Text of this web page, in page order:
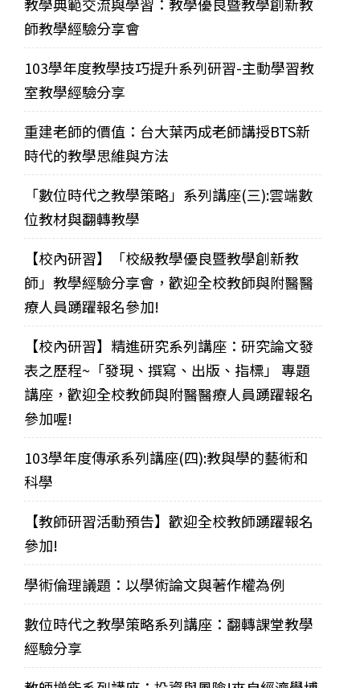
師教學經驗分享會
103學年度教學技巧提升系列研習-主動學習教
室教學經驗分享
重建老師的價值：台大葉丙成老師講授BTS新
時代的教學思維與方法
「數位時代之教學策略」系列講座(三):雲端數
位教材與翻轉教學
【校內研習】「校級教學優良暨教學創新教
師」教學經驗分享會，歡迎全校教師與附醫醫
療人員踴躍報名參加!
【校內研習】精進研究系列講座：研究論文發
表之歷程~「發現、撰寫、出版、指標」 專題
講座，歡迎全校教師與附醫醫療人員踴躍報名
參加喔!
103學年度傳承系列講座(四):教與學的藝術和
科學
【教師研習活動預告】歡迎全校教師踴躍報名
參加!
學術倫理議題：以學術論文與著作權為例
數位時代之教學策略系列講座：翻轉課堂教學
經驗分享